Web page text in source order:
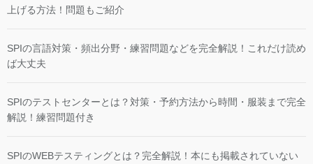
上げる方法！問題もご紹介
SPIの言語対策・頻出分野・練習問題などを完全解説！これだけ読め
ば大丈夫
SPIのテストセンターとは？対策・予約方法から時間・服装まで完全
解説！練習問題付き
SPIのWEBテスティングとは？完全解説！本にも掲載されていない